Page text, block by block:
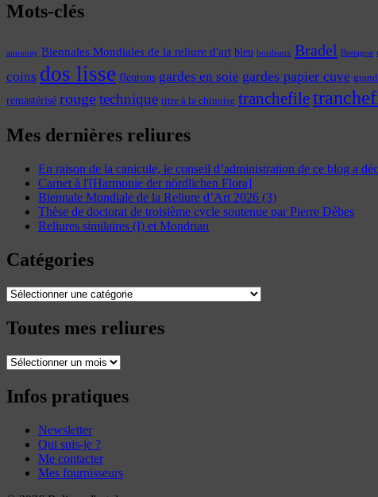
Mots-clés
annonay Biennales Mondiales de la reliure d'art bleu bordeaux Bradel Bretagne
coins dos lisse fleurons gardes en soie gardes papier cuve
remastérisé rougetechnique titre à la chinoise tranchefile
Mes dernières reliures
En raison de la canicule, le conseil d’administration de ce blog a
Carnet à l'[Harmonie der nördlichen Flora]
Biennale Mondiale de la Reliure d’Art 2026 (3)
Thèse de doctorat de troisième cycle soutenue par Pierre Dèbes
Reliures similaires (I) et Mondrian
Catégories
Catégories
Toutes mes reliures
Toutes
reliures
Infos pratiques
Newsletter
Qui suis-je ?
Me contacter
Mes fournisseurs